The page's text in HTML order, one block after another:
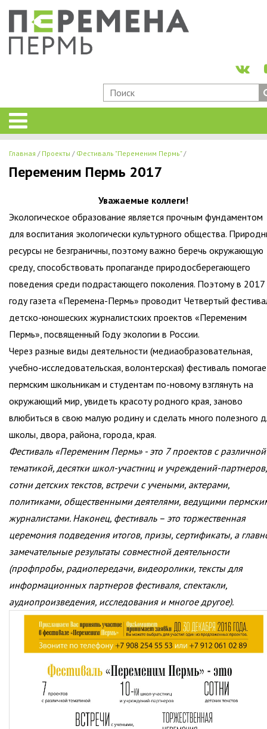
Главная Проекты Фестиваль "Переменим Пермь"
Переменим Пермь 2017
Уважаемые коллеги!
Экологическое образование является прочным фундаментом
для воспитания экологически культурного общества.
ресурсы не безграничны, поэтому важно беречь окружающую
среду, способствовать пропаганде природосберегающего
поведения среди подрастающего поколения. Поэтому в 2017
году газета «Перемена-Пермь» проводит Четвертый
детско-юношеских журналистских проектов «Переменим
Пермь», посвященный Году экологии в России.
Через разные виды деятельности (медиаобразовательная,
учебно-исследовательская, волонтерская) фестиваль
пермским школьникам и студентам по-новому взглянуть на
окружающий мир, увидеть красоту родного края, заново
влюбиться в свою малую родину и сделать много полезного
школы, двора, района, города, края.
Фестиваль «Переменим Пермь» - это 7 проектов с различной
тематикой, десятки школ-участниц и учреждений-партнеров,
сотни детских текстов, встречи с учеными, актерами,
политиками, общественными деятелями, ведущими
журналистами. Наконец, фестиваль – это торжественная
церемония подведения итогов, призы, сертификаты, а
замечательные результаты совместной деятельности
(профпробы, радиопередачи, видеоролики, тексты для
информационных партнеров фестиваля, спектакли,
аудиопроизведения, исследования и многое другое).